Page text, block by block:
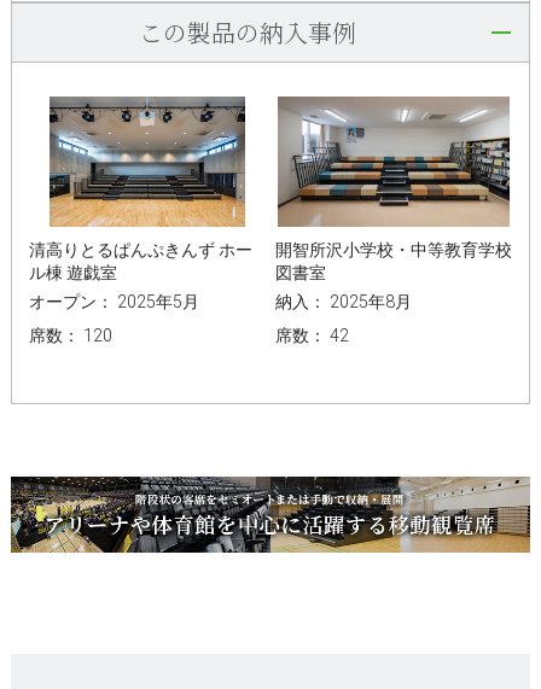
この製品の納入事例
清高りとるぱんぷきんず ホー
ル棟 遊戯室
オープン： 2025年5月
席数： 120
開智所沢小学校・中等教育学校
図書室
納入： 2025年8月
席数： 42